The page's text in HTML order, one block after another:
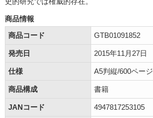
商品情報
商品コード
GTB01091852
発売日 2015年11月27日
仕様 A5判縦/600ページ
商品構成 書籍
JANコード 4947817253105